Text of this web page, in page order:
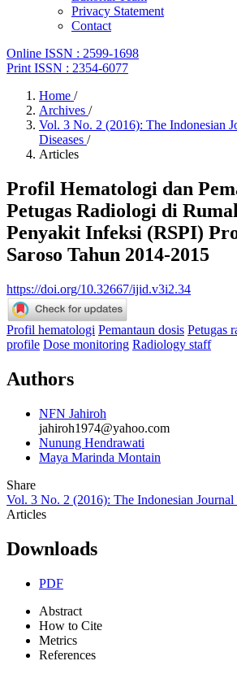
Privacy Statement
Contact
Online ISSN : 2599-1698
Print ISSN : 2354-6077
Home /
Archives /
Vol. 3 No. 2 (2016): The Indonesian
Diseases /
Articles
Profil Hematologi dan
Petugas Radiologi di
Penyakit Infeksi (RSPI)
Saroso Tahun 2014-2015
https://doi.org/10.32667/ijid.v3i2.34
Profil hematologi Pemantaun dosis Petugas
profile Dose monitoring Radiology staff
Authors
NFN Jahiroh
jahiroh1974@yahoo.com
Nunung Hendrawati
Maya Marinda Montain
Share
Vol. 3 No. 2 (2016): The Indonesian Journal
Articles
Downloads
PDF
Abstract
How to Cite
Metrics
References